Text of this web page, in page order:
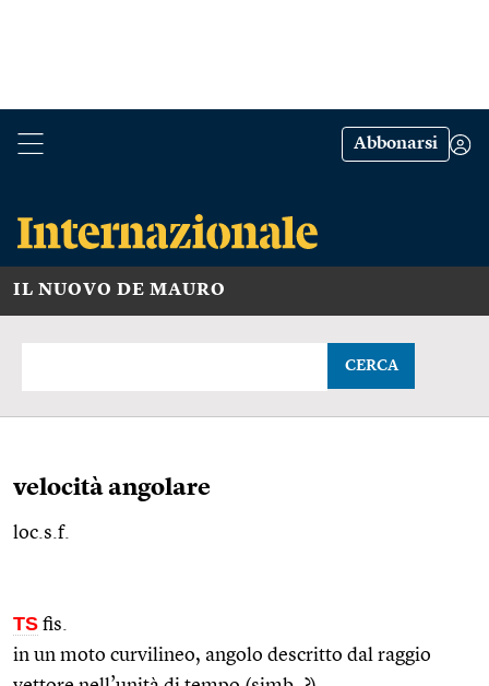
Abbonarsi
IL NUOVO DE MAURO
CERCA
velocità angolare
loc.s.f.
TS fis.
in un moto curvilineo, angolo descritto dal raggio